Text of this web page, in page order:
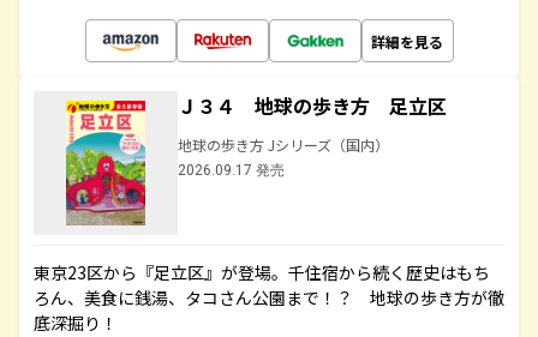
詳細を見る
Ｊ３４ 地球の歩き方 足立区
地球の歩き方 Jシリーズ（国内）
2026.09.17 発売
東京23区から『足立区』が登場。千住宿から続く歴史はもち
ろん、美食に銭湯、タコさん公園まで！？ 地球の歩き方が徹
底深掘り！